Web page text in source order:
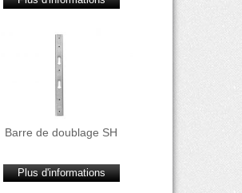
Barre de doublage SH
Plus d'informations